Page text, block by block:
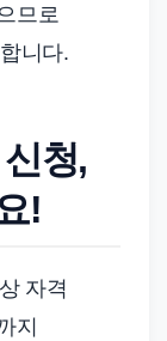
므로
니다.
청,
!
자격
지